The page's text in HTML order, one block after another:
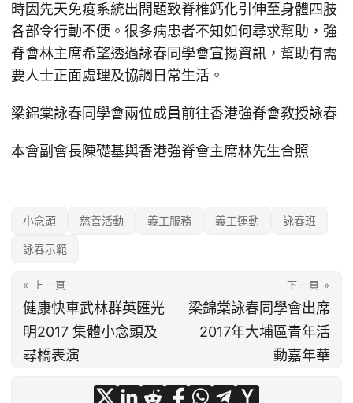
時因先天免疫系統出問題致脊椎鈣化引伸至身體四肢
各部令行動不便。很多病患者不知如何尋求幫助，強
脊會林主席希望透過詠春同學會宣掦資訊，幫助有需
要人士正面處理及協調日常生活。
梁錦棠詠春同學會兩位成員前往香港強脊會教授詠春
本會副會長陳礎基與香港強脊會主席林先生合照
小念頭 慈善活動 義工服務 義工運動 詠春班
詠春示範
« 上一頁
健康快車武林群英匯光
明2017 集體小念頭及
尋橋表演
下一頁 »
梁錦棠詠春同學會出席
2017年大埔區青年活
動嘉年華